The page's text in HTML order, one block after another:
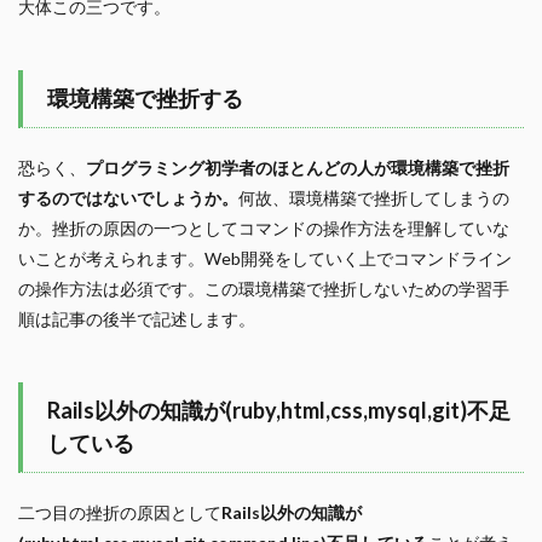
大体この三つです。
環境構築で挫折する
恐らく、 プログラミング初学者のほとんどの人が環境構築で挫折
するのではないでしょうか。 何故、環境構築で挫折してしまうの
か。挫折の原因の一つとしてコマンドの操作方法を理解していな
いことが考えられます。Web開発をしていく上でコマンドライン
の操作方法は必須です。この環境構築で挫折しないための学習手
順は記事の後半で記述します。
Rails以外の知識が(ruby,html,css,mysql,git)不足
している
二つ目の挫折の原因としてRails以外の知識が